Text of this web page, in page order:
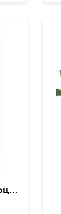
Корзина орхидей "Воздушный поцелуй"